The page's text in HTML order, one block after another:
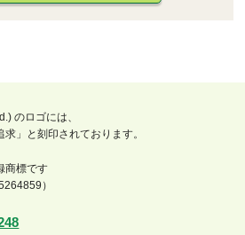
のロゴには、
求」と刻印されております。
商標です
）